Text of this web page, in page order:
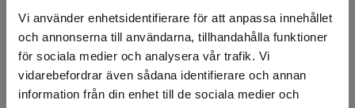
Vi använder enhetsidentifierare för att anpassa innehållet
och annonserna till användarna, tillhandahålla funktioner
för sociala medier och analysera vår trafik. Vi
vidarebefordrar även sådana identifierare och annan
information från din enhet till de sociala medier och
Snabba leveranser
Kvalitetsprodukter
Över 30 år i branschen!